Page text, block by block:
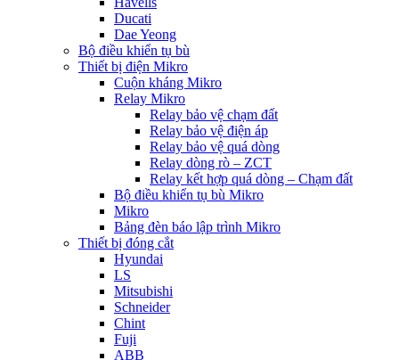
Ducati
Dae Yeong
Bộ điều khiển tụ bù
Thiết bị điện Mikro
Cuộn kháng Mikro
Relay Mikro
Relay bảo vệ chạm đất
Relay bảo vệ điện áp
Relay bảo vệ quá dòng
Relay dòng rò – ZCT
Relay kết hợp quá dòng – Chạm đất
Bộ điều khiển tụ bù Mikro
Mikro
Bảng đèn báo lập trình Mikro
Thiết bị đóng cắt
Hyundai
LS
Mitsubishi
Schneider
Chint
Fuji
ABB